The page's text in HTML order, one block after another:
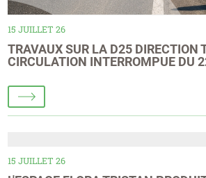
15 JUILLET 26
TRAVAUX SUR LA D25 DIRECTION
CIRCULATION INTERROMPUE DU
15 JUILLET 26